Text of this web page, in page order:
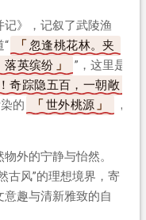
》，记叙了武陵渔
忽逢桃花林。夹
落英缤纷
”，这里是
奇踪隐五百，一朝敞
的 世外桃源
，
外的宁静与怡然。
古风”的理想境界，寄
趣与清新雅致的自